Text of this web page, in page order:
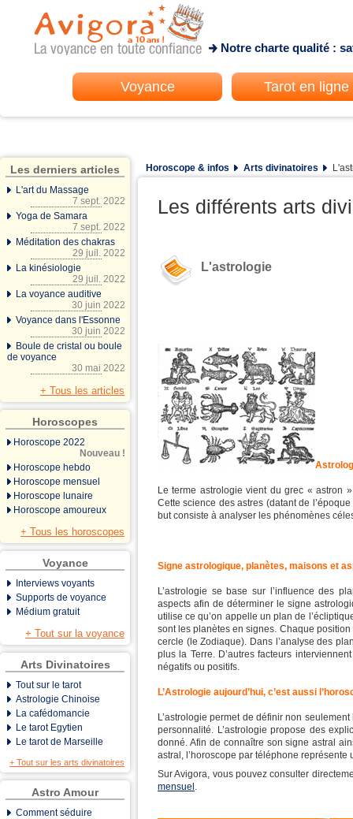
Notre charte qualité :
Voyance Tarot en ligne
Les derniers articles
L'art du Massage
7 sept. 2022
Yoga de Samara
7 sept. 2022
Méditation des chakras
29 juil. 2022
La kinésiologie
29 juil. 2022
La voyance auditive
30 juin 2022
Voyance dans l'Essonne
30 juin 2022
Boule de cristal ou boule
de voyance
30 mai 2022
+ Tous les articles
Horoscopes
Horoscope 2022
Nouveau !
Horoscope hebdo
Horoscope mensuel
Horoscope lunaire
Horoscope amoureux
+ Tous les horoscopes
Voyance
Interviews voyants
Supports de voyance
Médium gratuit
+ Tout sur la voyance
Arts Divinatoires
Tout sur le tarot
Astrologie Chinoise
La cafédomancie
Le tarot Egytien
Le tarot de Marseille
+ Tout sur les arts divinatoires
Astro Amour
Comment séduire
Horoscope & infos Arts divinatoires
Les différents arts
L'astrologie
Le terme astrologie vient du grec « astron
Cette science des astres (datant de
but consiste à analyser les phénomènes
Signe astrologique, planètes, maisons et
L’astrologie se base sur l’influence des
aspects afin de déterminer le signe
utilise ce qu’on appelle un plan de
sont les planètes en signes. Chaque
cercle (le Zodiaque). Dans l’analyse des
plus la Terre. D’autres facteurs
négatifs ou positifs.
L’Astrologie aujourd’hui, c’est aussi
L’astrologie permet de définir non
personnalité. L’astrologie propose des
donné. Afin de connaître son signe astral
astral, l’horoscope par téléphone représente
Sur Avigora, vous pouvez consulter
mensuel .